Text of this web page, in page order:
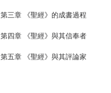
第三章 《聖經》的成書過程
第四章 《聖經》與其信奉者
第五章 《聖經》與其評論家